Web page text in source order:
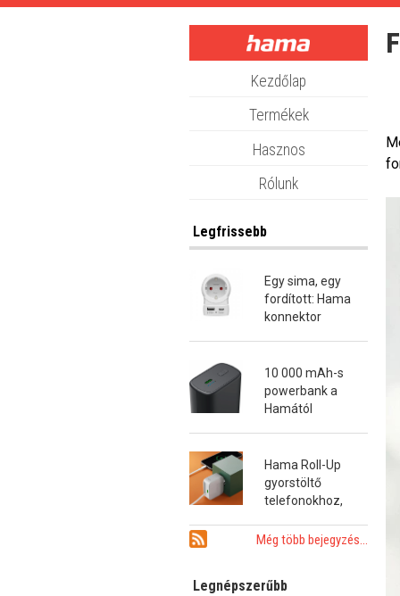
Skip
Kezdőlap
Termékek
Hasznos
Rólunk
Legfrissebb
Egy sima, egy
fordított: Hama
konnektor
10 000 mAh-s
powerbank a
Hamától
Hama Roll-Up
gyorstöltő
telefonokhoz,
notebookokhoz
Még több bejegyzés...
Legnépszerűbb